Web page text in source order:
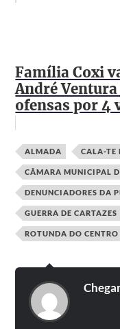
Família Coxi
André
ofensas por 4
ALMADA CALA-TE
CÂMARA MUNICIPAL
DENUNCIADORES DA
GUERRA DE CARTAZES
ROTUNDA DO CENTRO